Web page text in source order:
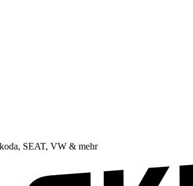
SEAT, VW & mehr